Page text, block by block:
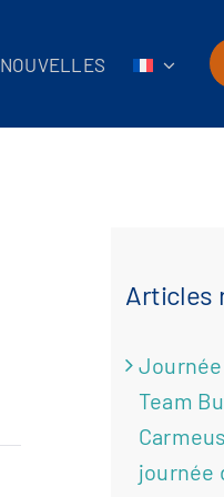
NOUVELLES
Articles
Journée
Team
journée